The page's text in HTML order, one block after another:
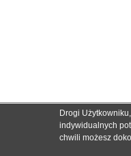
Drogi
indywidualnych
chwili możesz